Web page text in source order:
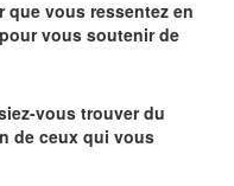
que vous ressentez en
vous soutenir de
vous trouver du
de ceux qui vous